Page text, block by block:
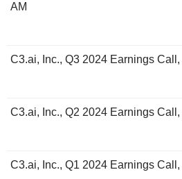
AM
C3.ai, Inc., Q3 2024 Earnings
C3.ai, Inc., Q2 2024 Earnings
C3.ai, Inc., Q1 2024 Earnings